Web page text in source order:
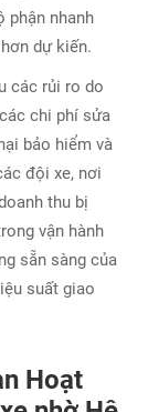
phận nhanh
dự kiến.
các rủi ro do
chi phí sửa
bảo hiểm và
đội xe, nơi
thu bị
vận hành
sẵn sàng của
suất giao
Hoạt